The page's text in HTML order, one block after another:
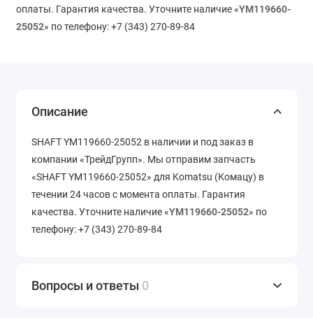
оплаты. Гарантия качества. Уточните наличие «YM119660-
25052» по телефону: +7 (343) 270-89-84
Описание
SHAFT YM119660-25052 в наличии и под заказ в
компании «ТрейдГрупп». Мы отправим запчасть
«SHAFT YM119660-25052» для Komatsu (Комацу) в
течении 24 часов с момента оплаты. Гарантия
качества. Уточните наличие «YM119660-25052» по
телефону: +7 (343) 270-89-84
Вопросы и ответы 0